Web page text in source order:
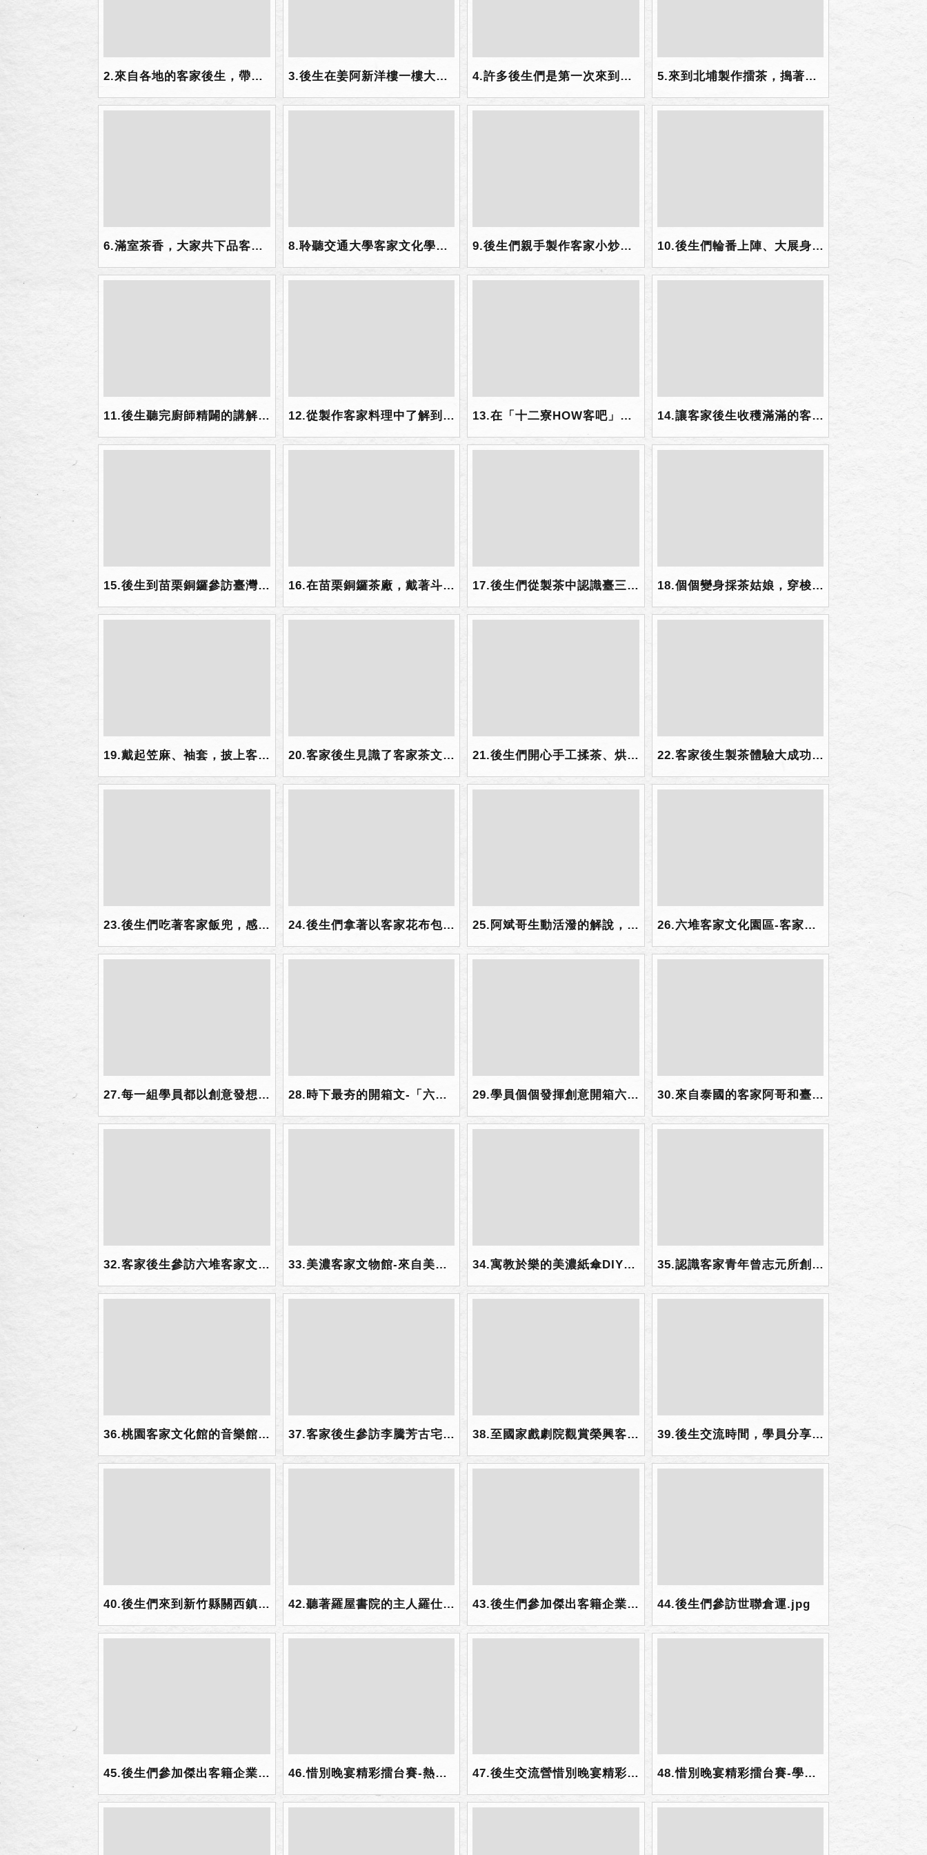
2.來自各地的客家後生，帶著期待的心參加「2019海內外客家後生交流營」始業典禮.jpg 3.後生在姜阿新洋樓一樓大廳席地而坐，聆聽陳板老師講解臺灣客家演變、客家族群對臺灣的影響.png 4.許多後生們是第一次來到北埔金廣福，聽了老師講解古蹟的故事，收穫滿滿！.png 5.來到北埔製作擂茶，搗著花生、芝麻、南瓜子、松子，淋上擂茶，喝起來香又濃郁！.png
6.滿室茶香，大家共下品客家.png 8.聆聽交通大學客家文化學院羅副院長的解說，了解忠孝堂及新瓦屋周邊的歷史淵源.png 9.後生們親手製作客家小炒與客家香菇炒粄條.jpg 10.後生們輪番上陣、大展身手，親手炒出一道道美味客家料理.jpg
11.後生聽完廚師精闢的講解料理步驟與方法後，端出一道道美味.jpg 12.從製作客家料理中了解到客家美食文化.jpg 13.在「十二寮HOW客吧」裡，三位客家優秀返鄉後生徐健智先生、張書榕小姐及黃文詣先生分別與大家分享返鄉創業的歷程.jpg 14.讓客家後生收穫滿滿的客家青年返鄉創業座談.jpg
15.後生到苗栗銅鑼參訪臺灣客家文化館.jpg 16.在苗栗銅鑼茶廠，戴著斗笠、腰繫竹簍，體驗客家採茶生活！.jpg 17.後生們從製茶中認識臺三線客家茶文化.jpg 18.個個變身採茶姑娘，穿梭於茶園，親手摘起一心二葉，.png
19.戴起笠麻、袖套，披上客家花布頭巾，腰繫小竹簍.jpg 20.客家後生見識了客家茶文化與產業，還有後生唱起客家山歌、跳起採茶舞蹈，令人驚艷，採茶現場氣氛相當歡樂！.jpg 21.後生們開心手工揉茶、烘茶，製作專屬於自己的手摘茶.jpg 22.客家後生製茶體驗大成功！.png
23.後生們吃著客家飯兜，感受客家美食精髓.jpg 24.後生們拿著以客家花布包裹的飯兜，盡歡喜啊！.jpg 25.阿斌哥生動活潑的解說，後生走訪忠義祠、天后宮以及昌黎祠，聽著傳統客家建築的特色以及祭祀文化，津津有味.jpg 26.六堆客家文化園區-客家後生發揮創意平拍.jpg
27.每一組學員都以創意發想詮釋客家開箱文.jpg 28.時下最夯的開箱文-「六堆客家版」.jpg 29.學員個個發揮創意開箱六堆客家.jpg 30.來自泰國的客家阿哥和臺灣的客家阿妹，在六堆客家園區相遇了.jpg
32.客家後生參訪六堆客家文化園區.jpg 33.美濃客家文物館-來自美國的客家後生認真畫客家.jpg 34.寓教於樂的美濃紙傘DIY課程，傘傘繽紛.jpg 35.認識客家青年曾志元所創立的可可事業.jpg
36.桃園客家文化館的音樂館及文學館受到客家後生的喜愛.jpg 37.客家後生參訪李騰芳古宅，隨著導覽老師穿梭於四合院的禾埕、公廳、長輩房、灶下，感受客家先人的生活型態.jpg 38.至國家戲劇院觀賞榮興客家採茶劇團演出年度新戲「可待」，團員們從入座、看戲、到與演員大合照，都充滿驚喜.jpg 39.後生交流時間，學員分享心得.jpg
40.後生們來到新竹縣關西鎮東安古橋.jpg 42.聽著羅屋書院的主人羅仕龍先生，向後生介紹羅屋的建築與故事，在書院前合影留念.jpg 43.後生們參加傑出客籍企業家座談與參訪世聯倉運.jpg 44.後生們參訪世聯倉運.jpg
45.後生們參加傑出客籍企業家座談與參訪世聯倉運大合影.jpg 46.惜別晚宴精彩擂台賽-熱情獻唱.jpg 47.後生交流營惜別晚宴精彩擂台賽.jpg 48.惜別晚宴精彩擂台賽-學員陶醉高歌.jpg